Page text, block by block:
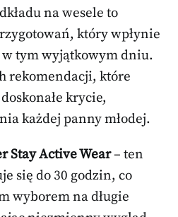
na wesele to
który wpłynie
tym wyjątkowym dniu.
rekomendacji, które
krycie,
każdej panny młodej.
Stay Active Wear– ten
się do 30 godzin, co
wyborem na długie